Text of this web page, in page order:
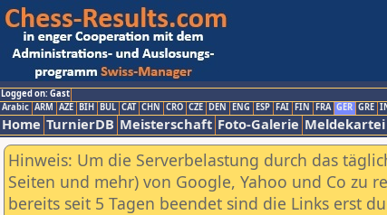
Logged on: Gast
Arabic ARM AZE BIH BUL CAT CHN CRO CZE DEN ENG ESP FAI FIN FRA GER GRE
Home TurnierDB Meisterschaft Foto-Galerie Meldekartei
Hinweis: Um die Serverbelastung durch das
Seiten und mehr) von Google, Yahoo und Co zu
bereits seit 5 Tagen beendet sind die Links erst